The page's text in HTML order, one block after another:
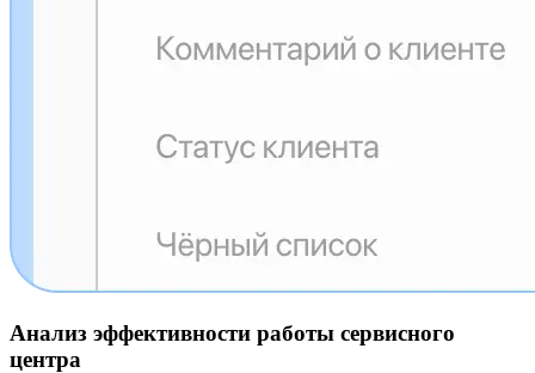
Анализ эффективности работы сервисного
центра